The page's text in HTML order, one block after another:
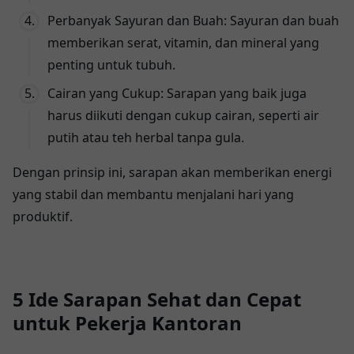
Perbanyak Sayuran dan Buah: Sayuran dan buah
memberikan serat, vitamin, dan mineral yang
penting untuk tubuh.
Cairan yang Cukup: Sarapan yang baik juga
harus diikuti dengan cukup cairan, seperti air
putih atau teh herbal tanpa gula.
Dengan prinsip ini, sarapan akan memberikan energi
yang stabil dan membantu menjalani hari yang
produktif.
5 Ide Sarapan Sehat dan Cepat
untuk Pekerja Kantoran